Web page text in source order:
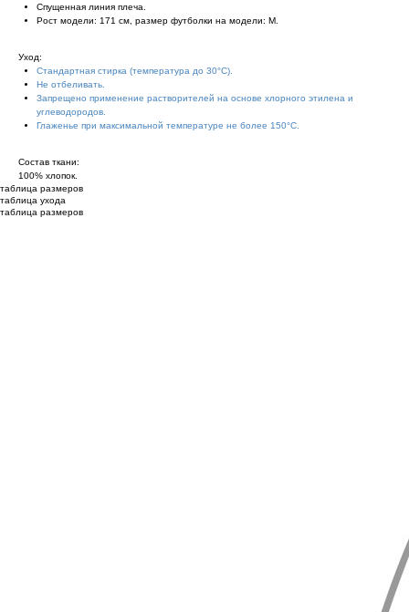
Спущенная линия плеча.
Рост модели: 171 см, размер футболки на модели: М.
Уход:
Стандартная стирка (температура до 30°С).
Не отбеливать.
Запрещено применение растворителей на основе хлорного этилена и
углеводородов.
Глаженье при максимальной температуре не более 150°С.
Состав ткани:
100% хлопок.
таблица размеров
таблица ухода
таблица размеров